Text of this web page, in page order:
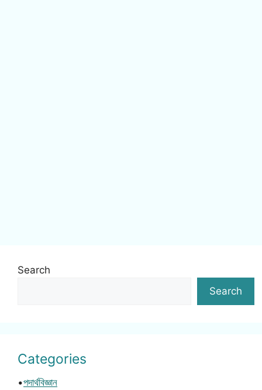
Search
Search
Categories
•পদার্থবিজ্ঞান